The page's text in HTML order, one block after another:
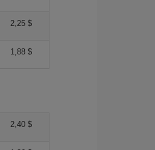
2,25 $
1,88 $
2,40 $